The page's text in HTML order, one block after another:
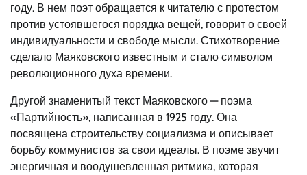
году. В нем поэт обращается к читателю с протестом
против устоявшегося порядка вещей, говорит о своей
индивидуальности и свободе мысли. Стихотворение
сделало Маяковского известным и стало символом
революционного духа времени.
Другой знаменитый текст Маяковского — поэма
«Партийность», написанная в 1925 году. Она
посвящена строительству социализма и описывает
борьбу коммунистов за свои идеалы. В поэме звучит
энергичная и воодушевленная ритмика, которая